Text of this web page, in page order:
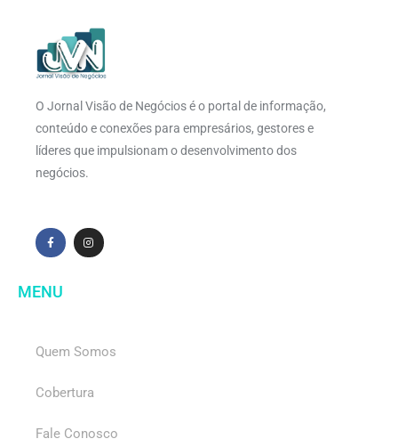
O Jornal Visão de Negócios é o portal de informação,
conteúdo e conexões para empresários, gestores e
líderes que impulsionam o desenvolvimento dos
negócios.
MENU
Quem Somos
Cobertura
Fale Conosco